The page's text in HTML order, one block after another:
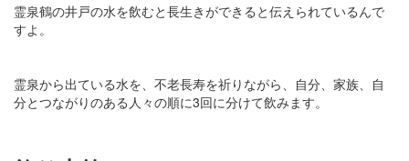
霊泉鶴の井戸の水を飲むと長生きができると伝えられているんで
すよ。
霊泉から出ている水を、不老長寿を祈りながら、自分、家族、自
分とつながりのある人々の順に3回に分けて飲みます。